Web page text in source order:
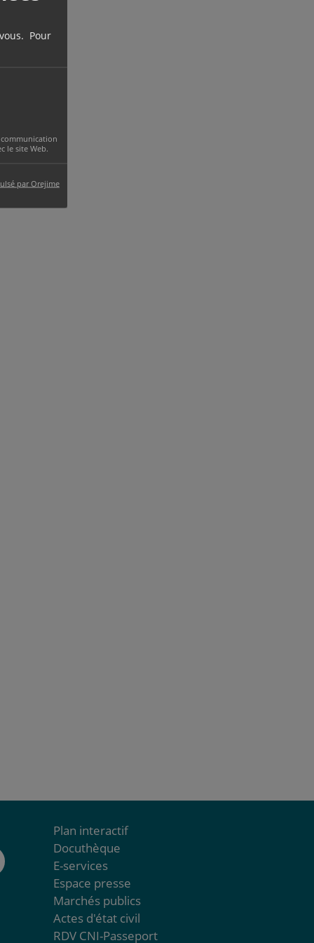
Pour
le site Web.
par Orejime
Plan interactif
Docuthèque
E-services
Espace presse
Marchés publics
Actes d'état civil
RDV CNI-Passeport